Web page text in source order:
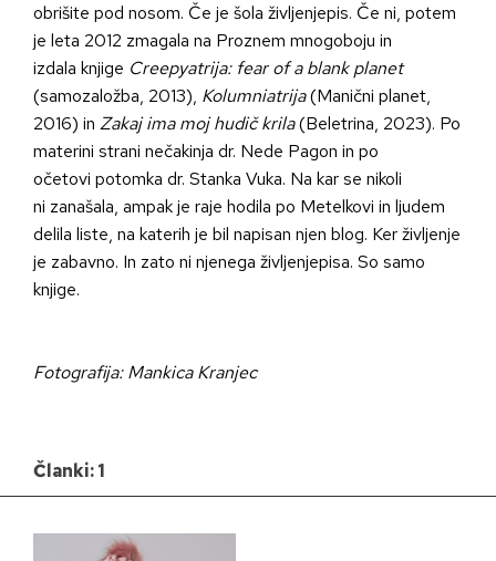
obrišite pod nosom. Če je šola življenjepis. Če ni, potem
je leta 2012 zmagala na Proznem mnogoboju in
izdala knjige Creepyatrija: fear of a blank planet
(samozaložba, 2013), Kolumniatrija(Manični planet,
2016) in Zakaj ima moj hudič krila(Beletrina, 2023). Po
materini strani nečakinja dr. Nede Pagon in po
očetovi potomka dr. Stanka Vuka. Na kar se nikoli
ni zanašala, ampak je raje hodila po Metelkovi in ljudem
delila liste, na katerih je bil napisan njen blog. Ker življenje
je zabavno. In zato ni njenega življenjepisa. So samo
knjige.
Fotografija: Mankica Kranjec
Članki: 1